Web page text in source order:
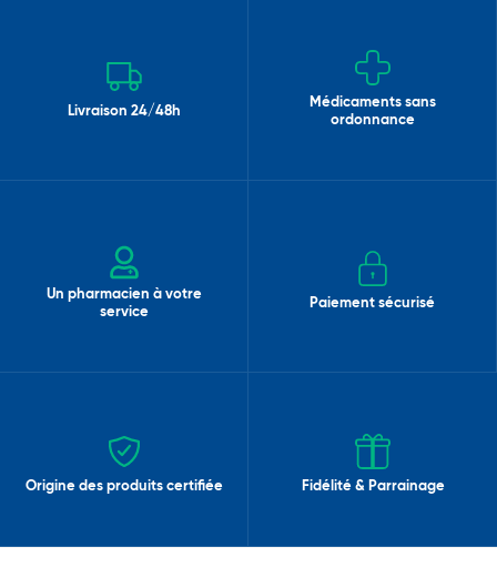
Livraison 24/48h
Médicaments sans
ordonnance
Un pharmacien à votre
service
Paiement sécurisé
Origine des produits certifiée Fidélité & Parrainage